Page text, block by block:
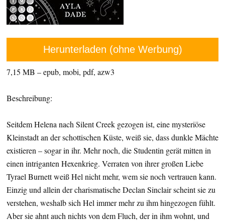
Herunterladen (ohne Werbung)
7,15 MB – epub, mobi, pdf, azw3
Beschreibung:
Seitdem Helena nach Silent Creek gezogen ist, eine mysteriöse
Kleinstadt an der schottischen Küste, weiß sie, dass dunkle Mächte
existieren – sogar in ihr. Mehr noch, die Studentin gerät mitten in
einen intriganten Hexenkrieg. Verraten von ihrer großen Liebe
Tyrael Burnett weiß Hel nicht mehr, wem sie noch vertrauen kann.
Einzig und allein der charismatische Declan Sinclair scheint sie zu
verstehen, weshalb sich Hel immer mehr zu ihm hingezogen fühlt.
Aber sie ahnt auch nichts von dem Fluch, der in ihm wohnt, und